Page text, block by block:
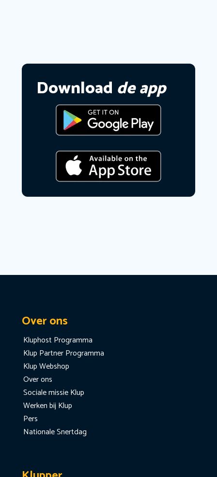
Download de app
Over ons
Kluphost Programma
Klup Partner Programma
Klup Webshop
Over ons
Sociale missie Klup
Werken bij Klup
Pers
Nationale Snertdag